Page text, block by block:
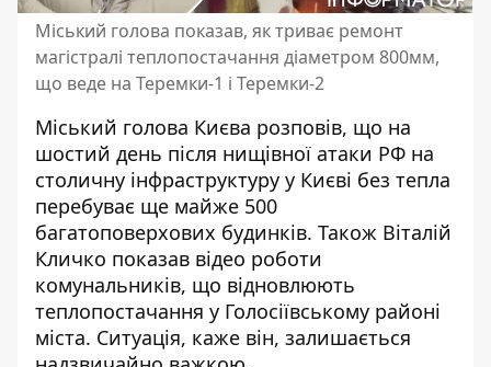
Міський голова показав, як триває ремонт
магістралі теплопостачання діаметром 800мм,
що веде на Теремки-1 і Теремки-2
Міський голова Києва розповів, що на
шостий день після нищівної атаки РФ на
столичну інфраструктуру у Києві без тепла
перебуває ще майже 500
багатоповерхових будинків. Також Віталій
Кличко показав відео роботи
комунальників, що відновлюють
теплопостачання у Голосіївському районі
міста. Ситуація, каже він, залишається